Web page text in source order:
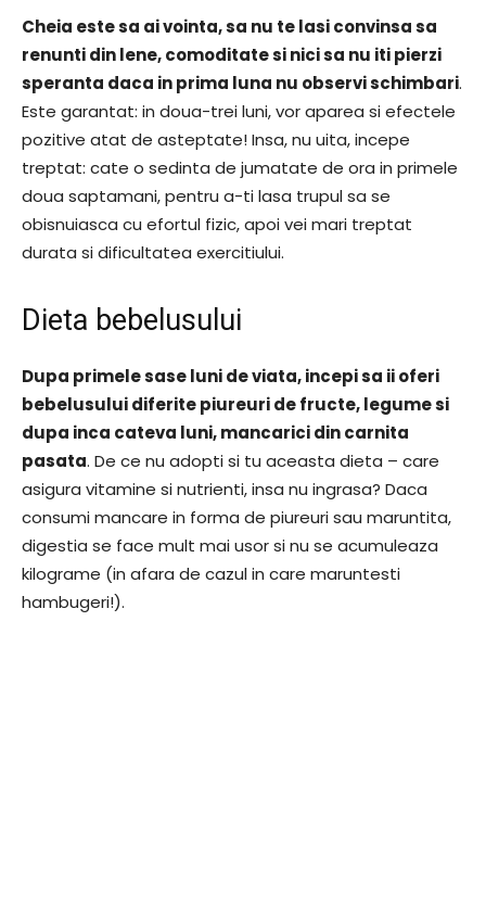
Cheia este sa ai vointa, sa nu te lasi convinsa sa
renunti din lene, comoditate si nici sa nu iti pierzi
speranta daca in prima luna nu observi schimbari.
Este garantat: in doua-trei luni, vor aparea si efectele
pozitive atat de asteptate! Insa, nu uita, incepe
treptat: cate o sedinta de jumatate de ora in primele
doua saptamani, pentru a-ti lasa trupul sa se
obisnuiasca cu efortul fizic, apoi vei mari treptat
durata si dificultatea exercitiului.
Dieta bebelusului
Dupa primele sase luni de viata, incepi sa ii oferi
bebelusului diferite piureuri de fructe, legume si
dupa inca cateva luni, mancarici din carnita
pasata. De ce nu adopti si tu aceasta dieta – care
asigura vitamine si nutrienti, insa nu ingrasa? Daca
consumi mancare in forma de piureuri sau maruntita,
digestia se face mult mai usor si nu se acumuleaza
kilograme (in afara de cazul in care maruntesti
hambugeri!).